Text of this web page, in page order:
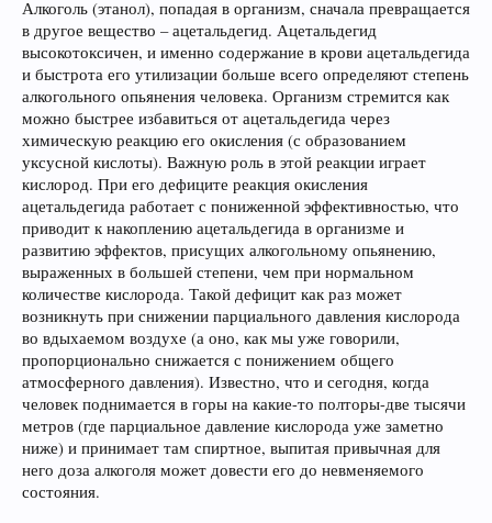
Алкоголь (этанол), попадая в организм, сначала превращается
в другое вещество – ацетальдегид. Ацетальдегид
высокотоксичен, и именно содержание в крови ацетальдегида
и быстрота его утилизации больше всего определяют степень
алкогольного опьянения человека. Организм стремится как
можно быстрее избавиться от ацетальдегида через
химическую реакцию его окисления (с образованием
уксусной кислоты). Важную роль в этой реакции играет
кислород. При его дефиците реакция окисления
ацетальдегида работает с пониженной эффективностью, что
приводит к накоплению ацетальдегида в организме и
развитию эффектов, присущих алкогольному опьянению,
выраженных в большей степени, чем при нормальном
количестве кислорода. Такой дефицит как раз может
возникнуть при снижении парциального давления кислорода
во вдыхаемом воздухе (а оно, как мы уже говорили,
пропорционально снижается с понижением общего
атмосферного давления). Известно, что и сегодня, когда
человек поднимается в горы на какие-то полторы-две тысячи
метров (где парциальное давление кислорода уже заметно
ниже) и принимает там спиртное, выпитая привычная для
него доза алкоголя может довести его до невменяемого
состояния.